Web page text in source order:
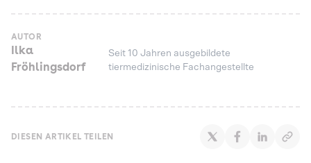
AUTOR
Ilka
Fröhlingsdorf
Seit 10 Jahren ausgebildete
tiermedizinische Fachangestellte
DIESEN ARTIKEL TEILEN